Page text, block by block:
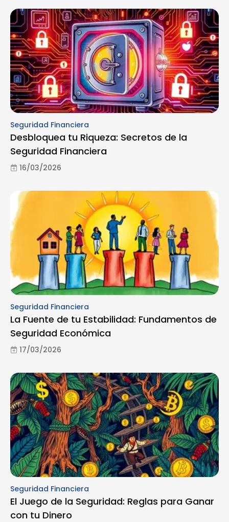
Seguridad Financiera
Desbloquea tu Riqueza: Secretos de la
Seguridad Financiera
16/03/2026
Seguridad Financiera
La Fuente de tu Estabilidad: Fundamentos de
Seguridad Económica
17/03/2026
Seguridad Financiera
El Juego de la Seguridad: Reglas para Ganar
con tu Dinero